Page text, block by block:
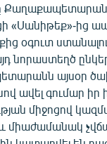
«Սանիթեք»-ից
օգուտ
նորաստեղծ
այսօր
ավել գումար իր
միջոցով
միաժամանակ